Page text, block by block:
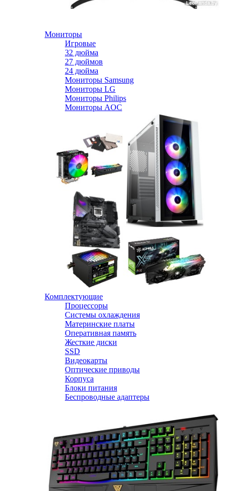
Мониторы
Игровые
32 дюйма
27 дюймов
24 дюйма
Мониторы Samsung
Мониторы LG
Мониторы Philips
Мониторы AOC
Комплектующие
Процессоры
Системы охлаждения
Материнские платы
Оперативная память
Жесткие диски
SSD
Видеокарты
Оптические приводы
Корпуса
Блоки питания
Беспроводные адаптеры